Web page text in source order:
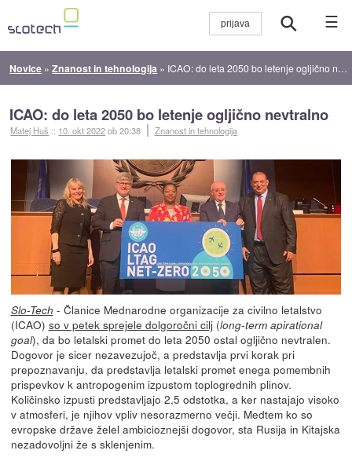
☰
Novice »Znanost in tehnologija » ICAO: do leta 2050 bo letenje ogljično nevtralno
ICAO: do leta 2050 bo letenje ogljično nevtralno
Matej Huš :: 10. okt 2022ob 20:38 Znanost in tehnologija
Slo-Tech - Članice Mednarodne organizacije za civilno letalstvo
(ICAO) so v petek sprejele dolgoročni cilj(long-term apirational
goal), da bo letalski promet do leta 2050 ostal ogljično nevtralen.
Dogovor je sicer nezavezujoč, a predstavlja prvi korak pri
prepoznavanju, da predstavlja letalski promet enega pomembnih
prispevkov k antropogenim izpustom toplogrednih plinov.
Količinsko izpusti predstavljajo 2,5 odstotka, a ker nastajajo visoko
v atmosferi, je njihov vpliv nesorazmerno večji. Medtem ko so
evropske države želel ambicioznejši dogovor, sta Rusija in Kitajska
nezadovoljni že s sklenjenim.